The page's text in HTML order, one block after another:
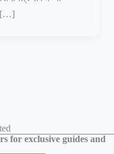
[…]
for exclusive guides and